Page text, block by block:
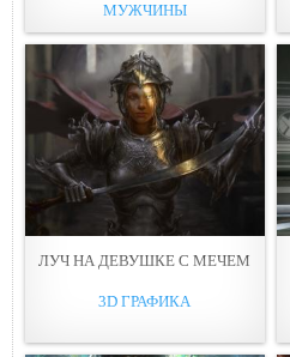
МУЖЧИНЫ
ЛУЧ НА ДЕВУШКЕ С МЕЧEМ
3D ГРАФИКА